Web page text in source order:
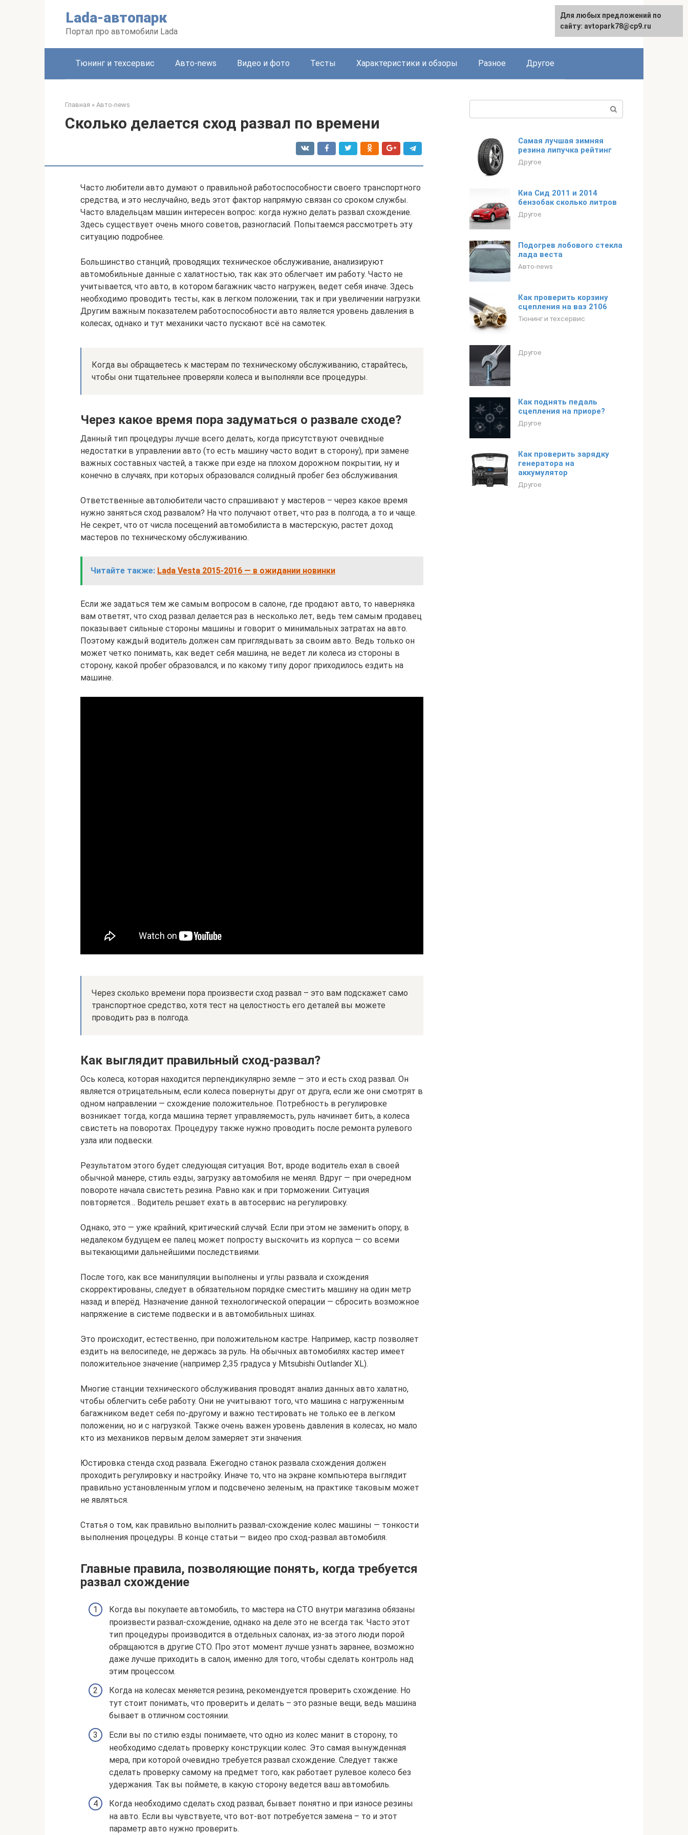
Lada-автопарк
Портал про автомобили Lada
Тюнинг и техсервис Авто-news Видео и фото Тесты Характеристики и обзоры Разное Другое
Главная » Авто-news
Сколько делается сход развал по времени
Часто любители авто думают о правильной работоспособности своего транспортного
средства, и это неслучайно, ведь этот фактор напрямую связан со сроком службы.
Часто владельцам машин интересен вопрос: когда нужно делать развал схождение.
Здесь существует очень много советов, разногласий. Попытаемся рассмотреть эту
ситуацию подробнее.
Большинство станций, проводящих техническое обслуживание, анализируют
автомобильные данные с халатностью, так как это облегчает им работу. Часто не
учитывается, что авто, в котором багажник часто нагружен, ведет себя иначе. Здесь
необходимо проводить тесты, как в легком положении, так и при увеличении нагрузки.
Другим важным показателем работоспособности авто является уровень давления в
колесах, однако и тут механики часто пускают всё на самотек.
Когда вы обращаетесь к мастерам по техническому обслуживанию, старайтесь,
чтобы они тщательнее проверяли колеса и выполняли все процедуры.
Через какое время пора задуматься о развале сходе?
Данный тип процедуры лучше всего делать, когда присутствуют очевидные
недостатки в управлении авто (то есть машину часто водит в сторону), при замене
важных составных частей, а также при езде на плохом дорожном покрытии, ну и
конечно в случаях, при которых образовался солидный пробег без обслуживания.
Ответственные автолюбители часто спрашивают у мастеров – через какое время
нужно заняться сход развалом? На что получают ответ, что раз в полгода, а то и чаще.
Не секрет, что от числа посещений автомобилиста в мастерскую, растет доход
мастеров по техническому обслуживанию.
Читайте также: Lada Vesta 2015-2016 — в ожидании новинки
Если же задаться тем же самым вопросом в салоне, где продают авто, то наверняка
вам ответят, что сход развал делается раз в несколько лет, ведь тем самым продавец
показывает сильные стороны машины и говорит о минимальных затратах на авто.
Поэтому каждый водитель должен сам приглядывать за своим авто. Ведь только он
может четко понимать, как ведет себя машина, не ведет ли колеса из стороны в
сторону, какой пробег образовался, и по какому типу дорог приходилось ездить на
машине.
Через сколько времени пора произвести сход развал – это вам подскажет само
транспортное средство, хотя тест на целостность его деталей вы можете
проводить раз в полгода.
Как выглядит правильный сход-развал?
Ось колеса, которая находится перпендикулярно земле — это и есть сход развал. Он
является отрицательным, если колеса повернуты друг от друга, если же они смотрят в
одном направлении — схождение положительное. Потребность в регулировке
возникает тогда, когда машина теряет управляемость, руль начинает бить, а колеса
свистеть на поворотах. Процедуру также нужно проводить после ремонта рулевого
узла или подвески.
Результатом этого будет следующая ситуация. Вот, вроде водитель ехал в своей
обычной манере, стиль езды, загрузку автомобиля не менял. Вдруг — при очередном
повороте начала свистеть резина. Равно как и при торможении. Ситуация
повторяется… Водитель решает ехать в автосервис на регулировку.
Однако, это — уже крайний, критический случай. Если при этом не заменить опору, в
недалеком будущем ее палец может попросту выскочить из корпуса — со всеми
вытекающими дальнейшими последствиями.
После того, как все манипуляции выполнены и углы развала и схождения
скорректированы, следует в обязательном порядке сместить машину на один метр
назад и вперёд. Назначение данной технологической операции — сбросить возможное
напряжение в системе подвески и в автомобильных шинах.
Это происходит, естественно, при положительном кастре. Например, кастр позволяет
ездить на велосипеде, не держась за руль. На обычных автомобилях кастер имеет
положительное значение (например 2,35 градуса у Mitsubishi Outlander XL).
Многие станции технического обслуживания проводят анализ данных авто халатно,
чтобы облегчить себе работу. Они не учитывают того, что машина с нагруженным
багажником ведет себя по-другому и важно тестировать не только ее в легком
положении, но и с нагрузкой. Также очень важен уровень давления в колесах, но мало
кто из механиков первым делом замеряет эти значения.
Юстировка стенда сход развала. Ежегодно станок развала схождения должен
проходить регулировку и настройку. Иначе то, что на экране компьютера выглядит
правильно установленным углом и подсвечено зеленым, на практике таковым может
не являться.
Статья о том, как правильно выполнить развал-схождение колес машины — тонкости
выполнения процедуры. В конце статьи — видео про сход-развал автомобиля.
Главные правила, позволяющие понять, когда требуется
развал схождение
Когда вы покупаете автомобиль, то мастера на СТО внутри магазина обязаны
произвести развал-схождение, однако на деле это не всегда так. Часто этот
тип процедуры производится в отдельных салонах, из-за этого люди порой
обращаются в другие СТО. Про этот момент лучше узнать заранее, возможно
даже лучше приходить в салон, именно для того, чтобы сделать контроль над
этим процессом.
Когда на колесах меняется резина, рекомендуется проверить схождение. Но
тут стоит понимать, что проверить и делать – это разные вещи, ведь машина
бывает в отличном состоянии.
Если вы по стилю езды понимаете, что одно из колес манит в сторону, то
необходимо сделать проверку конструкции колес. Это самая вынужденная
мера, при которой очевидно требуется развал схождение. Следует также
сделать проверку самому на предмет того, как работает рулевое колесо без
удержания. Так вы поймете, в какую сторону ведется ваш автомобиль.
Когда необходимо сделать сход развал, бывает понятно и при износе резины
на авто. Если вы чувствуете, что вот-вот потребуется замена – то и этот
параметр авто нужно проверить.
Самая лучшая зимняя
резина липучка рейтинг
Другое
Киа Сид 2011 и 2014
бензобак сколько литров
Другое
Подогрев лобового стекла
лада веста
Авто-news
Как проверить корзину
сцепления на ваз 2106
Тюнинг и техсервис
Другое
Как поднять педаль
сцепления на приоре?
Другое
Как проверить зарядку
генератора на
аккумулятор
Другое
Для любых предложений по
сайту: avtopark78@cp9.ru